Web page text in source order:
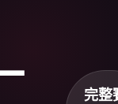
完整